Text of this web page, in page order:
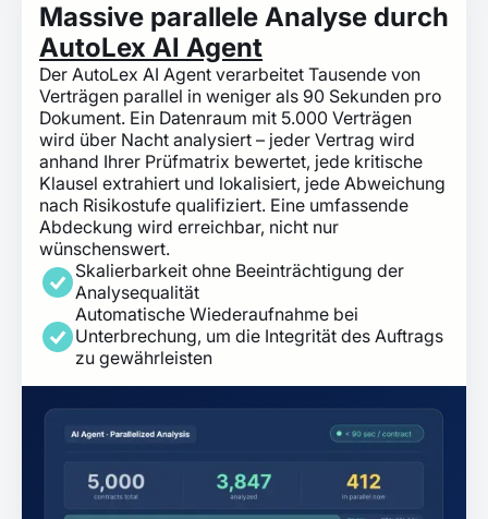
Massive parallele Analyse durch
AutoLex AI Agent
Der AutoLex AI Agent verarbeitet Tausende von
Verträgen parallel in weniger als 90 Sekunden pro
Dokument. Ein Datenraum mit 5.000 Verträgen
wird über Nacht analysiert – jeder Vertrag wird
anhand Ihrer Prüfmatrix bewertet, jede kritische
Klausel extrahiert und lokalisiert, jede Abweichung
nach Risikostufe qualifiziert. Eine umfassende
Abdeckung wird erreichbar, nicht nur
wünschenswert.
Skalierbarkeit ohne Beeinträchtigung der
Analysequalität
Automatische Wiederaufnahme bei
Unterbrechung, um die Integrität des Auftrags
zu gewährleisten